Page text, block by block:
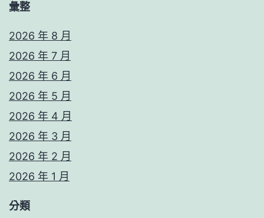
彙整
2026 年 8 月
2026 年 7 月
2026 年 6 月
2026 年 5 月
2026 年 4 月
2026 年 3 月
2026 年 2 月
2026 年 1 月
分類